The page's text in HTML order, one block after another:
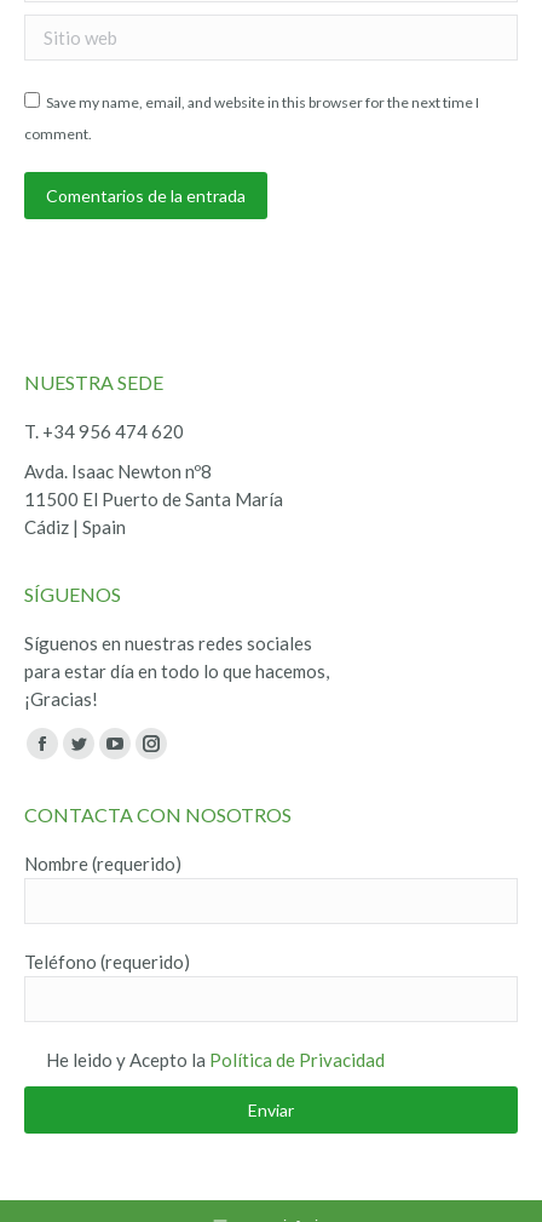
Sitio web
Save my name, email, and website in this browser for the next time I
comment.
Comentarios de la entrada
NUESTRA SEDE
T. +34 956 474 620
Avda. Isaac Newton nº8
11500 El Puerto de Santa María
Cádiz | Spain
SÍGUENOS
Síguenos en nuestras redes sociales
para estar día en todo lo que hacemos,
¡Gracias!
Encuéntranos en:
Facebook
opens
new
Twitter
opens
new
YouTube
opens
new
Instagram
opens
new
CONTACTA CON NOSOTROS
Nombre (requerido)
Teléfono (requerido)
He leido y Acepto la Política de Privacidad